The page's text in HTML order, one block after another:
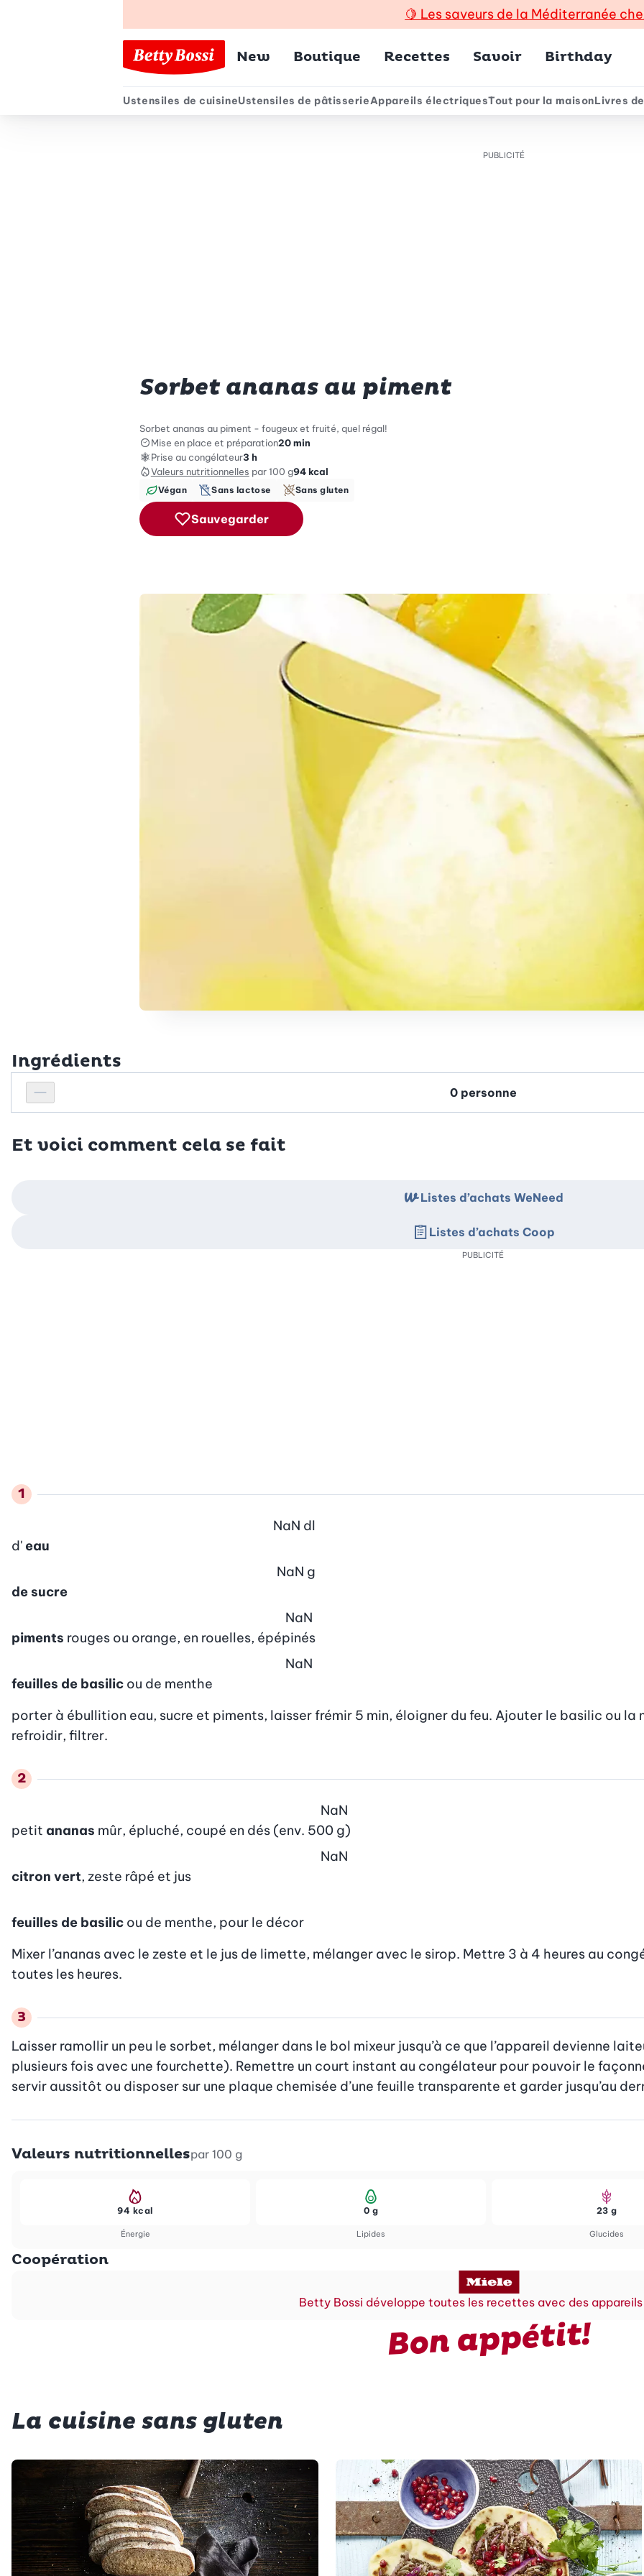
🍋 Les saveurs de la Méditerranée
Menu principal
New Boutique Recettes Savoir Birthday
Menu secondaire
Ustensiles de cuisineUstensiles de pâtisserieAppareils électriquesTout pour la maisonLivres
PUBLICITÉ
Sorbet ananas au piment
Sorbet ananas au piment - fougeux et fruité, quel régal!
Mise en place et préparation20 min
Prise au congélateur3 h
Valeurs nutritionnelles par 100 g94 kcal
Végan Sans lactose Sans gluten
Sauvegarder
Ingrédients
Réduire le nombre de personnes
Personnes
Et voici comment cela se fait
d' eau
NaN dl
de sucre
NaN g
piments rouges ou orange, en rouelles, épépinés
NaN
feuilles de basilic ou de menthe
NaN
porter à ébullition eau, sucre et piments, laisser frémir 5 min, éloigner du feu. Ajouter le basilic ou la
refroidir, filtrer.
petit ananas mûr, épluché, coupé en dés (env. 500 g)
NaN
citron vert, zeste râpé et jus
NaN
feuilles de basilic ou de menthe, pour le décor
Mixer l’ananas avec le zeste et le jus de limette, mélanger avec le sirop. Mettre 3 à 4 heures au
toutes les heures.
Laisser ramollir un peu le sorbet, mélanger dans le bol mixeur jusqu’à ce que l’appareil devienne
plusieurs fois avec une fourchette). Remettre un court instant au congélateur pour pouvoir le
servir aussitôt ou disposer sur une plaque chemisée d’une feuille transparente et garder jusqu’au
Listes d’achats WeNeed
Listes d’achats Coop
PUBLICITÉ
Valeurs nutritionnellespar 100 g
Énergie
94 kcal
Lipides
0 g
Glucides
23 g
Coopération
Betty Bossi développe toutes les recettes avec des
Bon appétit!
La cuisine sans gluten